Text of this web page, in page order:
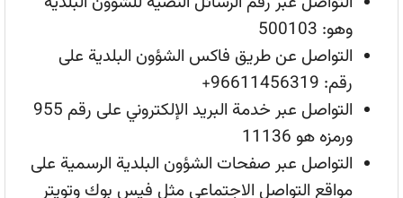
وهو: 500103
التواصل عن طريق فاكس الشؤون البلدية على
رقم: 96611456319+
التواصل عبر خدمة البريد الإلكتروني على رقم 955
ورمزه هو 11136
التواصل عبر صفحات الشؤون البلدية الرسمية على
مواقع التواصل الاجتماعي مثل فيس بوك وتويتر